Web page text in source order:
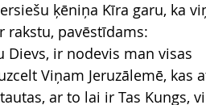
ķēniņa Kīra garu, ka
rakstu, pavēstīdams:
Dievs, ir nodevis man visas
Viņam Jeruzālemē, kas
ar to lai ir Tas Kungs,